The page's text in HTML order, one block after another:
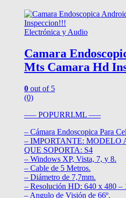
Electrónica y Audio
Camara
Mts Camara Hd
0 out of 5
(0)
—– POPURRI.ML —–
– Cámara Endoscopica Para
– IMPORTANTE:
QUE SOPORTA: S4
– Windows XP, Vista, 7, y 8.
– Cable de 5 Metros.
– Diámetro de 7,7mm.
– Resolución HD: 640 x 480 –
– Angulo de Visión de 66º.